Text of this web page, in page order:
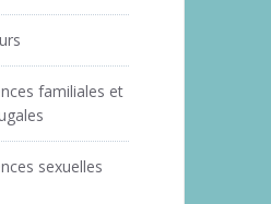
familiales et
sexuelles